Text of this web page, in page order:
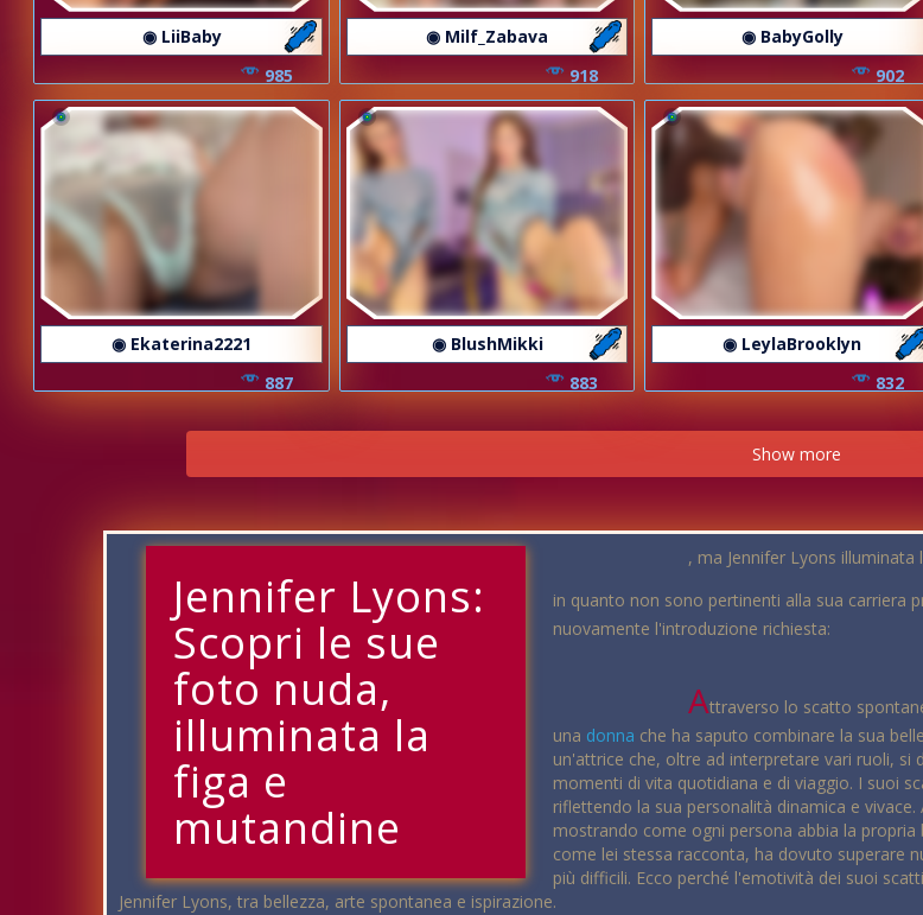
◉ LiiBaby
985
◉ Milf_Zabava
918
◉ BabyGolly
902
◉ Ekaterina2221
887
◉ BlushMikki
883
◉ LeylaBrooklyn
832
Show more
Jennifer Lyons:
Scopri le sue
foto nuda,
illuminata la
figa e
mutandine
, ma Jennifer Lyons
in quanto non sono pertinenti alla sua carriera
nuovamente l'introduzione richiesta:
Attraverso lo scatto
una donna che ha saputo combinare la sua
un'attrice che, oltre ad interpretare vari ruoli,
momenti di vita quotidiana e di viaggio. I suoi
riflettendo la sua personalità dinamica e
mostrando come ogni persona abbia la
come lei stessa racconta, ha dovuto superare
più difficili. Ecco perché l'emotività dei suoi
Jennifer Lyons, tra bellezza, arte spontanea e ispirazione.